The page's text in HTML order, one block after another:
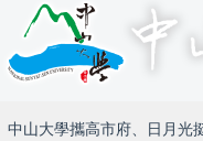
中山大學攜高市府、日月